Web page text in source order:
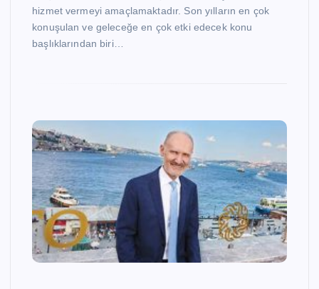
hizmet vermeyi amaçlamaktadır. Son yılların en çok
konuşulan ve geleceğe en çok etki edecek konu
başlıklarından biri…